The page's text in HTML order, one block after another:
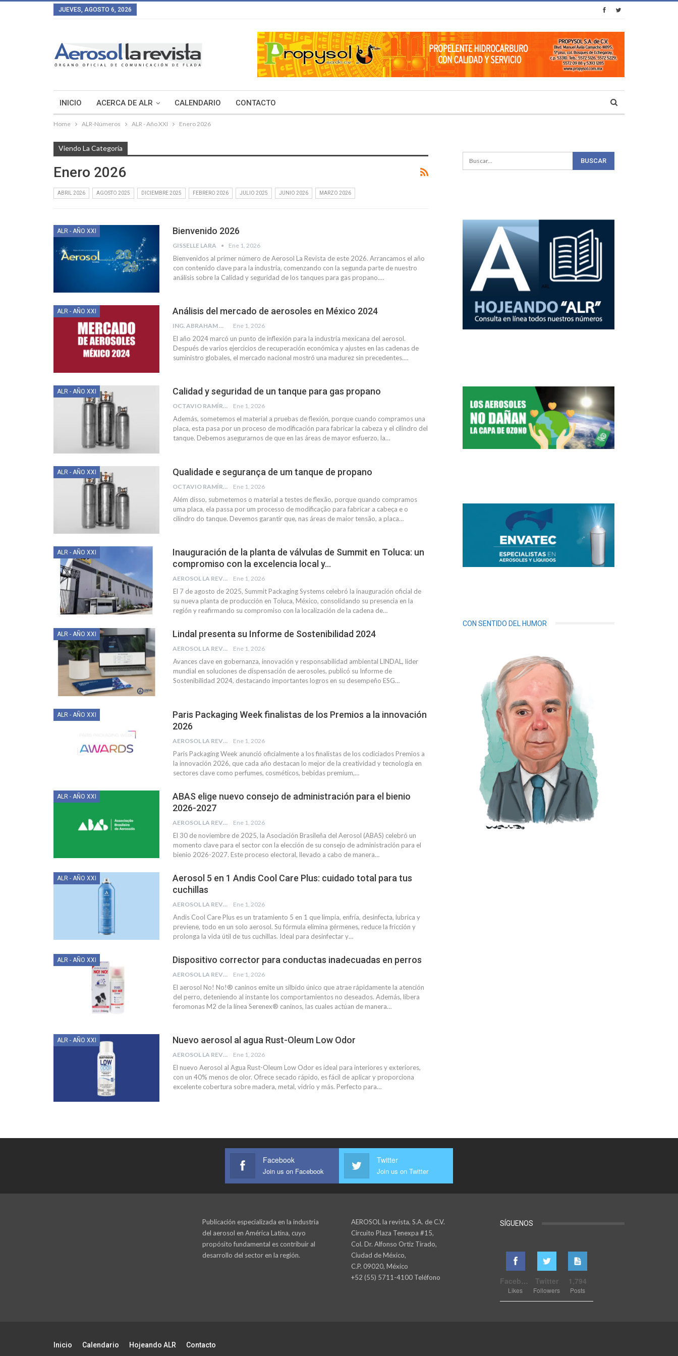
JUEVES, AGOSTO 6, 2026
INICIO ACERCA DE ALR CALENDARIO CONTACTO
Home ALR-Números ALR - Año XXI Enero 2026
Viendo La Categoría
Enero 2026
ABRIL 2026 AGOSTO 2025 DICIEMBRE 2025 FEBRERO 2026 JULIO 2025 JUNIO 2026 MARZO 2026
ALR - AÑO XXI Bienvenido 2026
GISSELLE LARA Ene 1, 2026
Bienvenidos al primer número de Aerosol La Revista de este 2026. Arrancamos el año
con contenido clave para la industria, comenzando con la segunda parte de nuestro
análisis sobre la Calidad y seguridad de los tanques para gas propano.…
ALR - AÑO XXI Análisis del mercado de aerosoles en México 2024
ING. ABRAHAM MENDOZA Ene 1, 2026
El año 2024 marcó un punto de inflexión para la industria mexicana del aerosol.
Después de varios ejercicios de recuperación económica y ajustes en las cadenas de
suministro globales, el mercado nacional mostró una madurez sin precedentes.…
ALR - AÑO XXI Calidad y seguridad de un tanque para gas propano
OCTAVIO RAMÍREZ Ene 1, 2026
Además, sometemos el material a pruebas de flexión, porque cuando compramos una
placa, esta pasa por un proceso de modificación para fabricar la cabeza y el cilindro del
tanque. Debemos asegurarnos de que en las áreas de mayor esfuerzo, la…
ALR - AÑO XXI Qualidade e segurança de um tanque de propano
OCTAVIO RAMÍREZ Ene 1, 2026
Além disso, submetemos o material a testes de flexão, porque quando compramos
uma placa, ela passa por um processo de modificação para fabricar a cabeça e o
cilindro do tanque. Devemos garantir que, nas áreas de maior tensão, a placa…
ALR - AÑO XXI
Inauguración de la planta de válvulas de Summit en Toluca: un
compromiso con la excelencia local y…
AEROSOL LA REVISTA Ene 1, 2026
El 7 de agosto de 2025, Summit Packaging Systems celebró la inauguración oficial de
su nueva planta de producción en Toluca, México, consolidando su presencia en la
región y reafirmando su compromiso con la localización de la cadena de…
ALR - AÑO XXI Lindal presenta su Informe de Sostenibilidad 2024
AEROSOL LA REVISTA Ene 1, 2026
Avances clave en gobernanza, innovación y responsabilidad ambiental LINDAL, líder
mundial en soluciones de dispensación de aerosoles, publicó su Informe de
Sostenibilidad 2024, destacando importantes logros en su desempeño ESG…
ALR - AÑO XXI
Paris Packaging Week finalistas de los Premios a la innovación
2026
AEROSOL LA REVISTA Ene 1, 2026
Paris Packaging Week anunció oficialmente a los finalistas de los codiciados Premios a
la innovación 2026, que cada año destacan lo mejor de la creatividad y tecnología en
sectores clave como perfumes, cosméticos, bebidas premium,…
ALR - AÑO XXI
ABAS elige nuevo consejo de administración para el bienio
2026-2027
AEROSOL LA REVISTA Ene 1, 2026
El 30 de noviembre de 2025, la Asociación Brasileña del Aerosol (ABAS) celebró un
momento clave para el sector con la elección de su consejo de administración para el
bienio 2026-2027. Este proceso electoral, llevado a cabo de manera…
ALR - AÑO XXI
Aerosol 5 en 1 Andis Cool Care Plus: cuidado total para tus
cuchillas
AEROSOL LA REVISTA Ene 1, 2026
Andis Cool Care Plus es un tratamiento 5 en 1 que limpia, enfría, desinfecta, lubrica y
previene, todo en un solo aerosol. Su fórmula elimina gérmenes, reduce la fricción y
prolonga la vida útil de tus cuchillas. Ideal para desinfectar y…
ALR - AÑO XXI Dispositivo corrector para conductas inadecuadas en perros
AEROSOL LA REVISTA Ene 1, 2026
El aerosol No! No!® caninos emite un silbido único que atrae rápidamente la atención
del perro, deteniendo al instante los comportamientos no deseados. Además, libera
feromonas M2 de la línea Serenex® caninos, las cuales actúan de manera…
ALR - AÑO XXI Nuevo aerosol al agua Rust-Oleum Low Odor
AEROSOL LA REVISTA Ene 1, 2026
El nuevo Aerosol al Agua Rust-Oleum Low Odor es ideal para interiores y exteriores,
con un 40% menos de olor. Ofrece secado rápido, es fácil de aplicar y proporciona
excelente cobertura sobre madera, metal, vidrio y más. Perfecto para…
CON SENTIDO DEL HUMOR
Facebook
Join us on Facebook
Twitter
Join us on Twitter
Publicación especializada en la industria
del aerosol en América Latina, cuyo
propósito fundamental es contribuir al
desarrollo del sector en la región.
AEROSOL la revista, S.A. de C.V.
Circuito Plaza Tenexpa #15,
Col. Dr. Alfonso Ortiz Tirado,
Ciudad de México,
C.P. 09020, México
+52 (55) 5711-4100 Teléfono
SÍGUENOS
Facebook
Likes
Twitter
Followers
1,794
Posts
Inicio Calendario Hojeando ALR Contacto